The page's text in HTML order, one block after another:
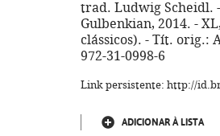
trad. Ludwig Scheidl. -
Gulbenkian, 2014. -
clássicos). - Tít. orig.:
972-31-0998-6
Link persistente: http://
ADICIONAR À LISTA